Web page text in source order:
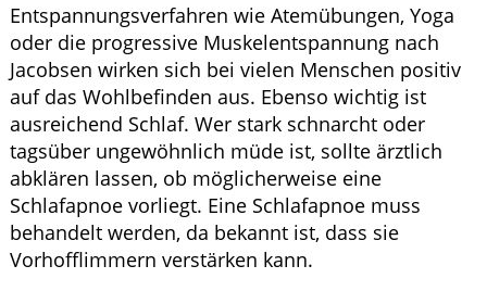
Entspannungsverfahren wie Atemübungen, Yoga
oder die progressive Muskelentspannung nach
Jacobsen wirken sich bei vielen Menschen positiv
auf das Wohlbefinden aus. Ebenso wichtig ist
ausreichend Schlaf. Wer stark schnarcht oder
tagsüber ungewöhnlich müde ist, sollte ärztlich
abklären lassen, ob möglicherweise eine
Schlafapnoe vorliegt. Eine Schlafapnoe muss
behandelt werden, da bekannt ist, dass sie
Vorhofflimmern verstärken kann.